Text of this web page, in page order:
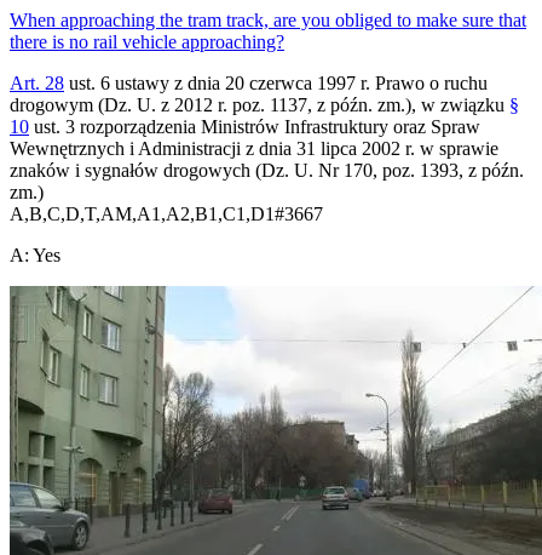
When approaching the tram track, are you obliged to make sure that
there is no rail vehicle approaching?
Art. 28 ust. 6 ustawy z dnia 20 czerwca 1997 r. Prawo o ruchu
drogowym (Dz. U. z 2012 r. poz. 1137, z późn. zm.), w związku §
10 ust. 3 rozporządzenia Ministrów Infrastruktury oraz Spraw
Wewnętrznych i Administracji z dnia 31 lipca 2002 r. w sprawie
znaków i sygnałów drogowych (Dz. U. Nr 170, poz. 1393, z późn.
zm.)
A,B,C,D,T,AM,A1,A2,B1,C1,D1#3667
A: Yes